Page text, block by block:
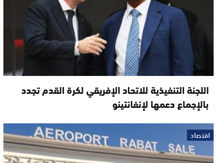
اللجنة التنفيذية للاتحاد الإفريقي لكرة القدم تجدد
بالإجماع دعمها لإنفانتينو
اقتصاد